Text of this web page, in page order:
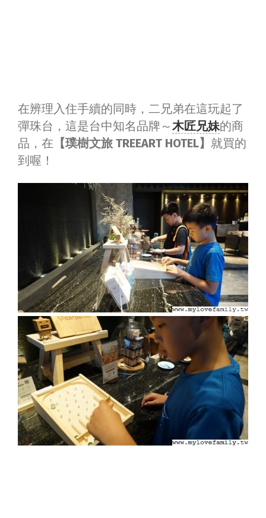
在辨理入住手續的同時，二兄弟在這玩起了
彈珠台，這是台中知名品牌～木匠兄妹的商
品，在 【璞樹文旅 TREEART HOTEL】 就買的
到喔！